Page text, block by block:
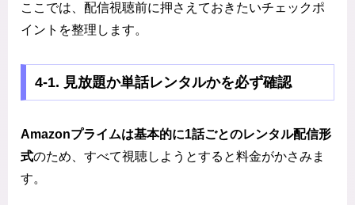
ここでは、配信視聴前に押さえておきたいチェックポ
イントを整理します。
4‑1. 見放題か単話レンタルかを必ず確認
Amazonプライムは基本的に1話ごとのレンタル配信形
式のため、すべて視聴しようとすると料金がかさみま
す。